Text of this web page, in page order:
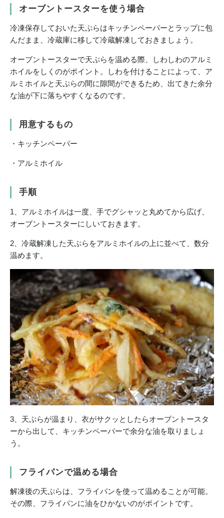
オーブントースターを使う場合
冷凍保存しておいた天ぷらはキッチンペーパーとラップに包
んだまま、冷蔵庫に移して冷蔵解凍しておきましょう。
オーブントースターで天ぷらを温める際、しわしわのアルミ
ホイルをしくのがポイント。しわを付けることによって、ア
ルミホイルと天ぷらの間に隙間ができるため、出てきた余分
な油が下に落ちやすくなるのです。
用意するもの
・キッチンペーパー
・アルミホイル
手順
1、アルミホイルは一度、手でグシャッと丸めてから広げ、
オーブントースターにしいておきます。
2、冷蔵解凍した天ぷらをアルミホイルの上に並べて、数分
温めます。
3、天ぷらが温まり、衣がサクッとしたらオーブントースタ
ーから出して、キッチンペーパーで余分な油を取りましょ
う。
フライパンで温める場合
解凍後の天ぷらは、フライパンを使って温めることが可能。
その際、フライパンに油をひかないのがポイントです。